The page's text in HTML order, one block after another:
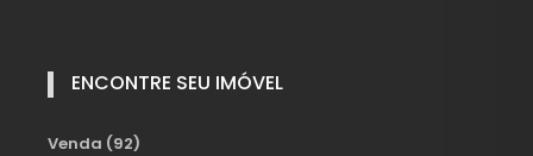
ENCONTRE SEU IMÓVEL
Venda (92)